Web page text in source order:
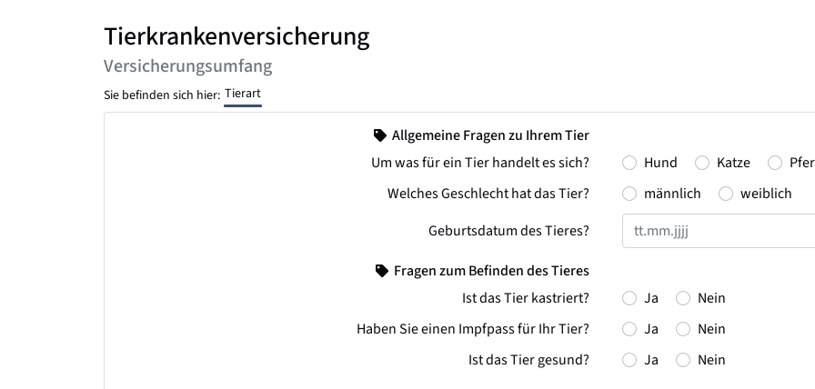
Tierkrankenversicherung
Versicherungsumfang
Sie befinden sich hier: Tierart
Allgemeine Fragen zu Ihrem Tier
Um was für ein Tier handelt es sich?
Hund Katze
Welches Geschlecht hat das Tier?
männlich
weiblich
Geburtsdatum des Tieres?
Fragen zum Befinden des Tieres
Ist das Tier kastriert?
Ja
Nein
Haben Sie einen Impfpass für Ihr Tier?
Ja
Nein
Ist das Tier gesund?
Ja Nein